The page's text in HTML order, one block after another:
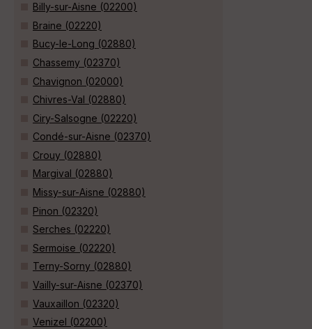
Billy-sur-Aisne (02200)
Braine (02220)
Bucy-le-Long (02880)
Chassemy (02370)
Chavignon (02000)
Chivres-Val (02880)
Ciry-Salsogne (02220)
Condé-sur-Aisne (02370)
Crouy (02880)
Margival (02880)
Missy-sur-Aisne (02880)
Pinon (02320)
Serches (02220)
Sermoise (02220)
Terny-Sorny (02880)
Vailly-sur-Aisne (02370)
Vauxaillon (02320)
Venizel (02200)